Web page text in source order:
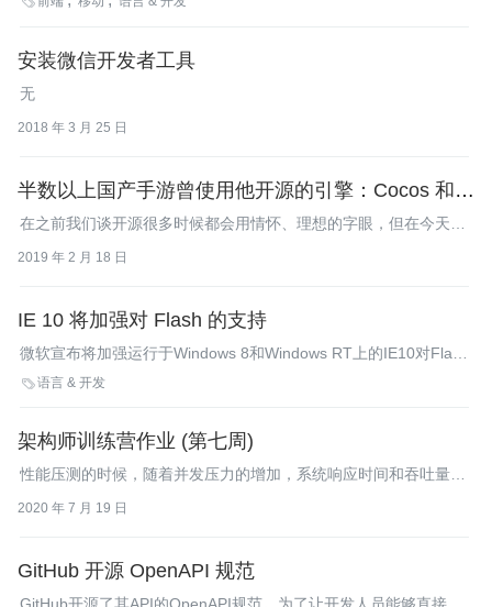
安装微信开发者工具
无
2018 年 3 月 25 日
半数以上国产手游曾使用他开源的引擎：Cocos 和王
哲的故事
在之前我们谈开源很多时候都会用情怀、理想的字眼，但在今天这
2019 年 2 月 18 日
IE 10 将加强对 Flash 的支持
微软宣布将加强运行于Windows 8和Windows RT上的IE10对Flash
的支持。Flash内容在缺省情况下即可运行，这巩固了Flash在
语言 & 开发
架构师训练营作业 (第七周)
性能压测的时候，随着并发压力的增加，系统响应时间和吞吐量如
2020 年 7 月 19 日
GitHub 开源 OpenAPI 规范